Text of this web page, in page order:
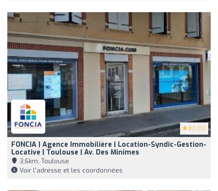
3.1 (70)
FONCIA | Agence Immobilière | Location-Syndic-Gestion-
Locative | Toulouse | Av. Des Minimes
3,6km, Toulouse
Voir l'adresse et les coordonnées